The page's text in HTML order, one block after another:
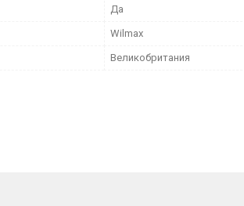
Да
Wilmax
Великобритания